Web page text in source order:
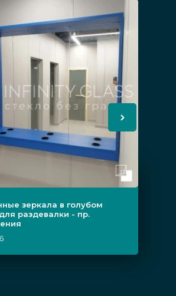
зеркала в голубом
раздевалки - пр.